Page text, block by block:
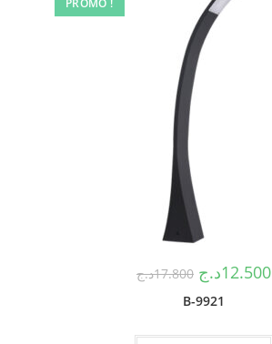
17.800د.ج 12.500د.ج
B-9921